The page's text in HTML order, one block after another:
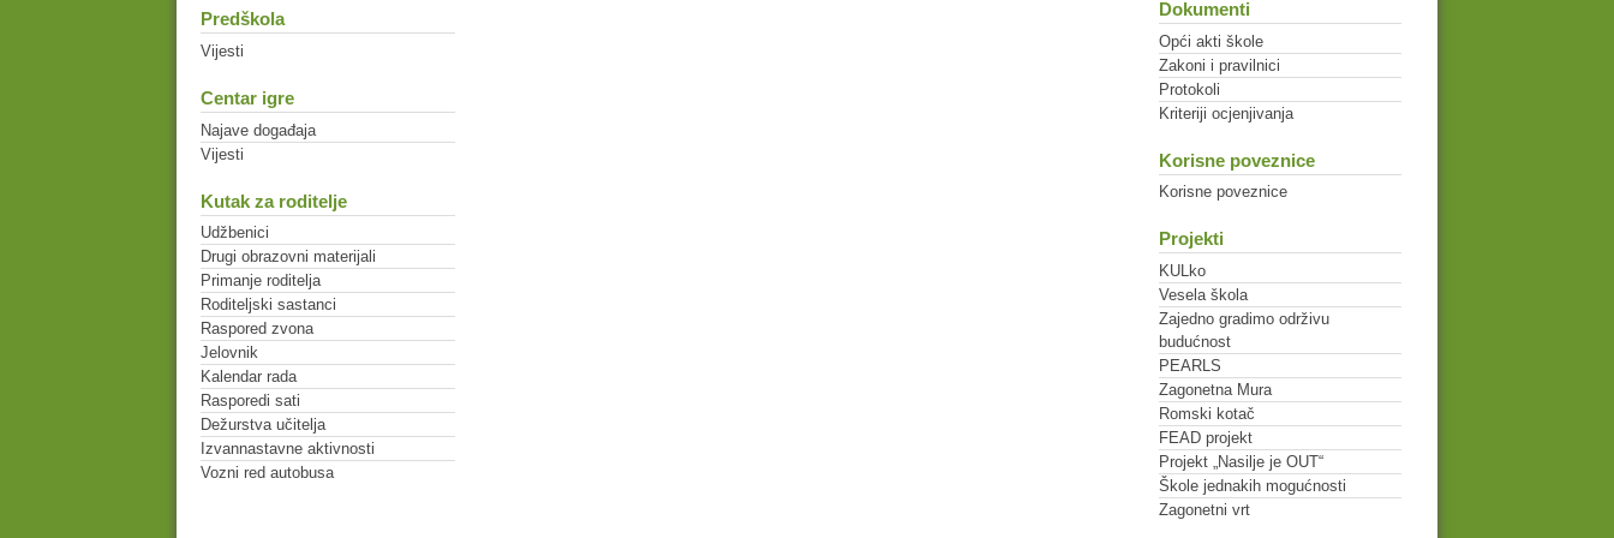
Predškola
Vijesti
Centar igre
Najave događaja
Vijesti
Kutak za roditelje
Udžbenici
Drugi obrazovni materijali
Primanje roditelja
Roditeljski sastanci
Raspored zvona
Jelovnik
Kalendar rada
Rasporedi sati
Dežurstva učitelja
Izvannastavne aktivnosti
Vozni red autobusa
Dokumenti
Opći akti škole
Zakoni i pravilnici
Protokoli
Kriteriji ocjenjivanja
Korisne poveznice
Korisne poveznice
Projekti
KULko
Vesela škola
Zajedno gradimo održivu
budućnost
PEARLS
Zagonetna Mura
Romski kotač
FEAD projekt
Projekt „Nasilje je OUT“
Škole jednakih mogućnosti
Zagonetni vrt